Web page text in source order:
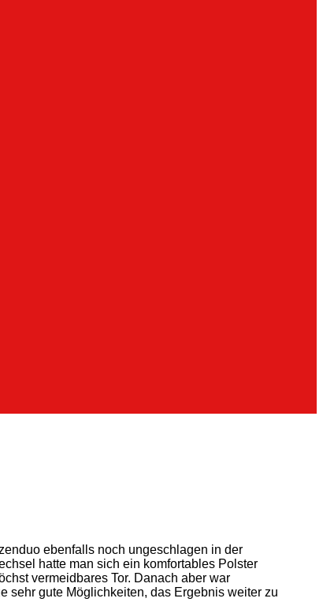
ebenfalls noch ungeschlagen in der
hatte man sich ein komfortables Polster
vermeidbares Tor. Danach aber war
sehr gute Möglichkeiten, das Ergebnis weiter zu